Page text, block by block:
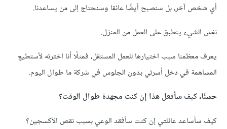
أي شخص آخر، بل سنصبح أيضًا عائقا وسنحتاج إلى من يساعدنا.
نفس الشيء ينطبق على العمل من المنزل.
يعرف معظمنا سبب اختيارها للعمل المستقل، فمثلًا أنا اخترته لأستطيع
المساهمة في دخل أسرتي بدون الجلوس في شركة ما طوال اليوم.
حسنًا، كيف سأفعل هذا إن كنت مجهدة طوال الوقت؟
كيف سأساعد عائلتي إن كنت سأفقد الوعي بسبب نقص الأكسجين؟